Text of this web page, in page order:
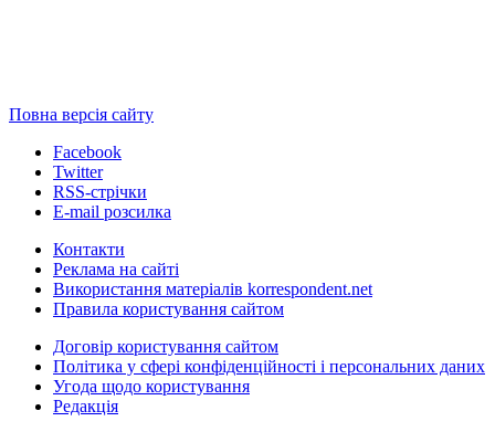
Повна версія сайту
Facebook
Twitter
RSS-стрічки
E-mail розсилка
Контакти
Реклама на сайті
Використання матеріалів korrespondent.net
Правила користування сайтом
Договір користування сайтом
Політика у сфері конфіденційності і персональних даних
Угода щодо користування
Редакція